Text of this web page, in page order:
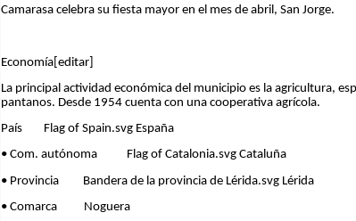
Camarasa celebra su fiesta mayor en el mes de abril, San Jorge.
Economía[editar]
La principal actividad económica del municipio es la agricultura,
pantanos. Desde 1954 cuenta con una cooperativa agrícola.
País Flag of Spain.svg España
• Com. autónoma Flag of Catalonia.svg Cataluña
• Provincia Bandera de la provincia de Lérida.svg Lérida
• Comarca Noguera